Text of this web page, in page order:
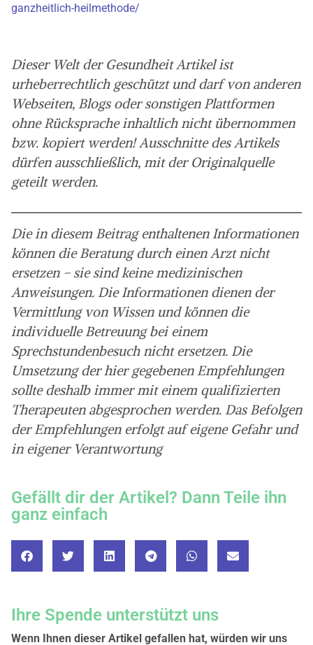
ganzheitlich-heilmethode/
Dieser Welt der Gesundheit Artikel ist
urheberrechtlich geschützt und darf von anderen
Webseiten, Blogs oder sonstigen Plattformen
ohne Rücksprache inhaltlich nicht übernommen
bzw. kopiert werden! Ausschnitte des Artikels
dürfen ausschließlich, mit der Originalquelle
geteilt werden.
Die in diesem Beitrag enthaltenen Informationen
können die Beratung durch einen Arzt nicht
ersetzen – sie sind keine medizinischen
Anweisungen. Die Informationen dienen der
Vermittlung von Wissen und können die
individuelle Betreuung bei einem
Sprechstundenbesuch nicht ersetzen. Die
Umsetzung der hier gegebenen Empfehlungen
sollte deshalb immer mit einem qualifizierten
Therapeuten abgesprochen werden. Das Befolgen
der Empfehlungen erfolgt auf eigene Gefahr und
in eigener Verantwortung
Gefällt dir der Artikel? Dann Teile ihn
ganz einfach
Ihre Spende unterstützt uns
Wenn Ihnen dieser Artikel gefallen hat, würden wir uns